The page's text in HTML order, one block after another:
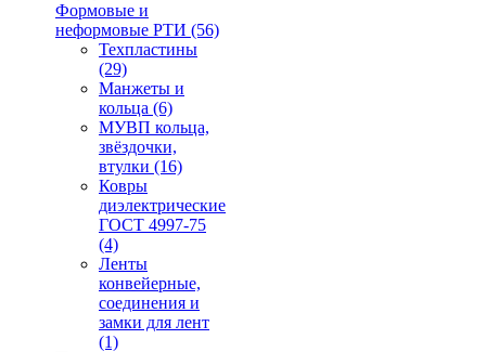
Формовые и
неформовые РТИ (56)
Техпластины
(29)
Манжеты и
кольца (6)
МУВП кольца,
звёздочки,
втулки (16)
Ковры
диэлектрические
ГОСТ 4997-75
(4)
Ленты
конвейерные,
соединения и
замки для лент
(1)